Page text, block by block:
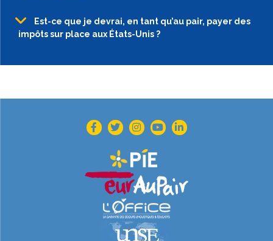
Est-ce que je devrai, en tant qu’au pair, payer des
impôts sur place aux États-Unis ?